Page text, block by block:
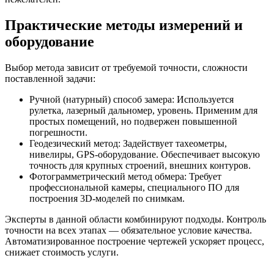
Практические методы измерений и
оборудование
Выбор метода зависит от требуемой точности, сложности
поставленной задачи:
Ручной (натурный) способ замера: Используется
рулетка, лазерный дальномер, уровень. Применим для
простых помещений, но подвержен повышенной
погрешности.
Геодезический метод: Задействует тахеометры,
нивелиры, GPS-оборудование. Обеспечивает высокую
точность для крупных строений, внешних контуров.
Фотограмметрический метод обмера: Требует
профессиональной камеры, специального ПО для
построения 3D-моделей по снимкам.
Эксперты в данной области комбинируют подходы. Контроль
точности на всех этапах — обязательное условие качества.
Автоматизированное построение чертежей ускоряет процесс,
снижает стоимость услуги.